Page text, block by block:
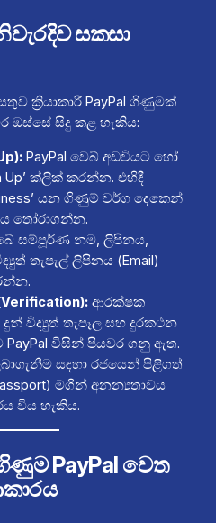
සකසා
ක්‍රියාකාරී PayPal ගිණුමක්
ඔස්සේ සිදු කළ හැකිය:
PayPal වෙබ් අඩවියට හෝ
Up’ ක්ලික් කරන්න. එහිදී
යන ගිණුම් වර්ග දෙකෙන්
තෝරාගන්න.
සම්පූර්ණ නම, ලිපිනය,
තැපැල් ලිපිනය (Email)
ආරක්ෂක
විද්‍යුත් තැපෑල සහ දුරකථන
විසින් පියවර ගනු ඇත.
සඳහා රජයෙන් පිළිගත්
මගින් අනන්‍යතාවය
විය හැකිය.
ගිණුම PayPal වෙත